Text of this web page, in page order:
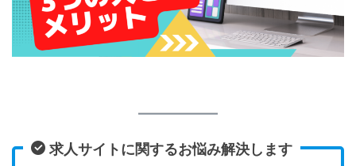
求人サイトに関するお悩み解決します